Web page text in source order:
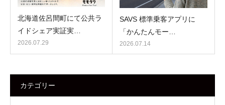
北海道佐呂間町にて公共ラ
イドシェア実証実…
2026.07.29
SAVS 標準乗客アプリに
「かんたんモー…
2026.07.14
カテゴリー